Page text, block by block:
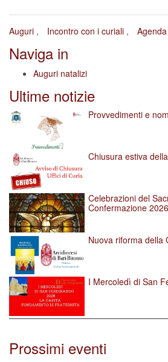
Auguri Incontro con i curiali
Naviga in
Auguri natalizi
Ultime notizie
Provvedimenti e
Chiusura estiva
Celebrazioni del
Confermazione 2026
Nuova riforma della
I Mercoledì di San
Prossimi eventi